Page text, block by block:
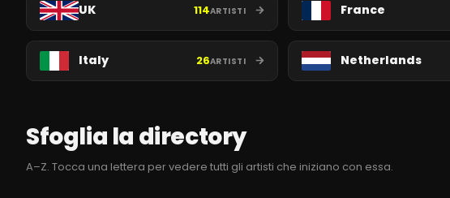
UK 114ARTISTI France
Italy 26ARTISTI Netherlands
Sfoglia la directory
A–Z. Tocca una lettera per vedere tutti gli artisti che iniziano con essa.